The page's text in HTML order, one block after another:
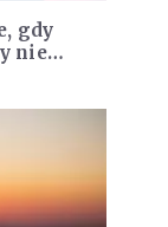
gdy
nie